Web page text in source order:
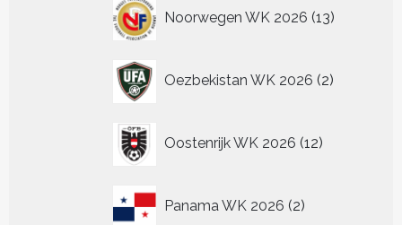
Noorwegen WK 2026 13
producten
Oezbekistan WK 2026 2
producten
Oostenrijk WK 2026 12
producten
Panama WK 2026 2
producten